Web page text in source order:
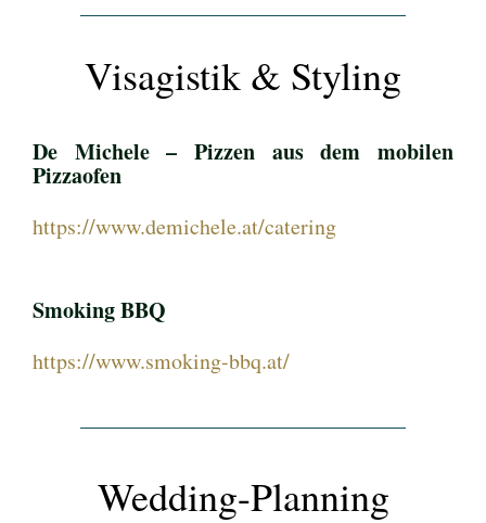
Visagistik & Styling
De Michele – Pizzen aus dem mobilen
Pizzaofen
https://www.demichele.at/catering
Smoking BBQ
https://www.smoking-bbq.at/
Wedding-Planning